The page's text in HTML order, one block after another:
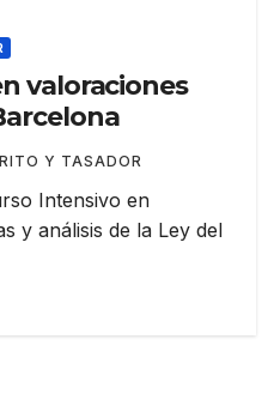
valoraciones
Y TASADOR
Intensivo en
y análisis de la Ley del